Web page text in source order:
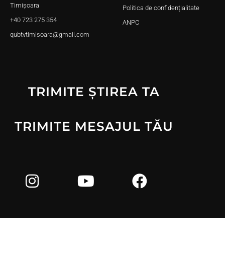
Timișoara
+40 723 275 354
qubtvtimisoara@gmail.com
Politica de confidențialitate
ANPC
TRIMITE ȘTIREA TA
TRIMITE MESAJUL TĂU